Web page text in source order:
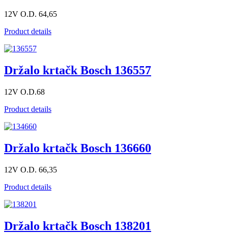
12V O.D. 64,65
Product details
Držalo krtačk Bosch 136557
12V O.D.68
Product details
Držalo krtačk Bosch 136660
12V O.D. 66,35
Product details
Držalo krtačk Bosch 138201